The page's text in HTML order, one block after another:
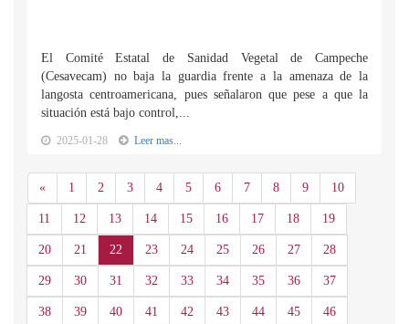
El Comité Estatal de Sanidad Vegetal de Campeche
(Cesavecam) no baja la guardia frente a la amenaza de la
langosta centroamericana, pues señalaron que pese a que la
situación está bajo control,...
2025-01-28 Leer mas...
«Anterior
1 2 3 4 5 6 7 8 9 10
11 12 13 14 15 16 17 18 19
20 21 22 23 24 25 26 27 28
29 30 31 32 33 34 35 36 37
38 39 40 41 42 43 44 45 46